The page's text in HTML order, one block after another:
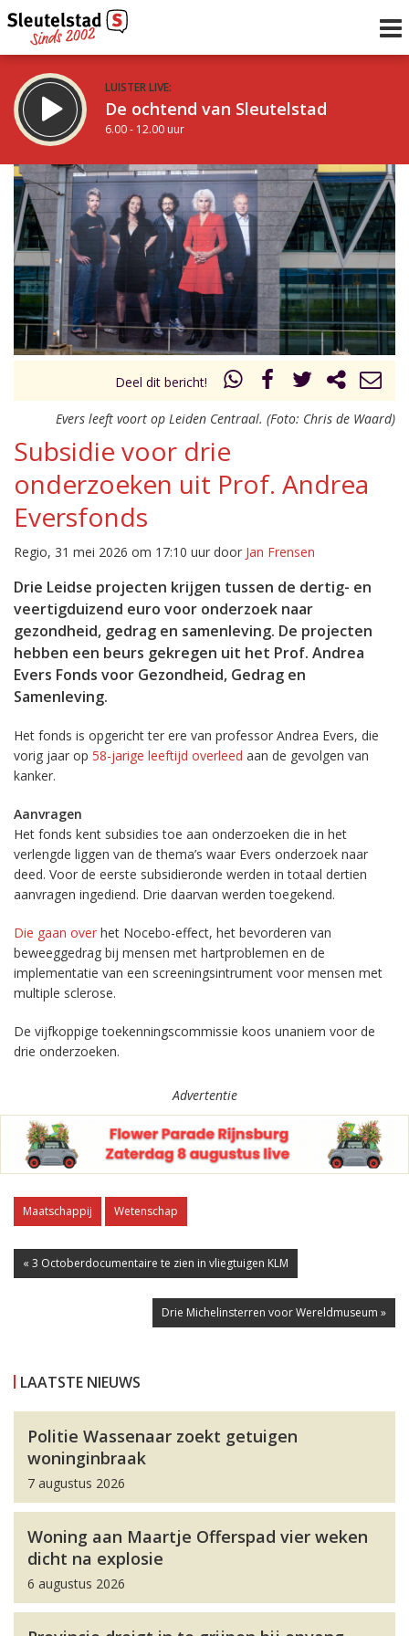
LUISTER LIVE:
De ochtend van Sleutelstad
6.00 - 12.00 uur
STRAKS:
De middag van Sleutelstad
12.00 - 18.00 uur
Vorig uur
uur 1 van 0 Volgend uur
Inklappen
Deel dit bericht!
Evers leeft voort op Leiden Centraal. (Foto: Chris de Waard)
Subsidie voor drie
onderzoeken uit Prof. Andrea
Eversfonds
Regio, 31 mei 2026 om 17:10 uur door Jan Frensen
Drie Leidse projecten krijgen tussen de dertig- en
veertigduizend euro voor onderzoek naar
gezondheid, gedrag en samenleving. De projecten
hebben een beurs gekregen uit het Prof. Andrea
Evers Fonds voor Gezondheid, Gedrag en
Samenleving.
Het fonds is opgericht ter ere van professor Andrea Evers, die
vorig jaar op 58-jarige leeftijd overleed aan de gevolgen van
kanker.
Aanvragen
Het fonds kent subsidies toe aan onderzoeken die in het
verlengde liggen van de thema’s waar Evers onderzoek naar
deed. Voor de eerste subsidieronde werden in totaal dertien
aanvragen ingediend. Drie daarvan werden toegekend.
Die gaan over het Nocebo-effect, het bevorderen van
beweeggedrag bij mensen met hartproblemen en de
implementatie van een screeningsintrument voor mensen met
multiple sclerose.
De vijfkoppige toekenningscommissie koos unaniem voor de
drie onderzoeken.
Advertentie
Maatschappij Wetenschap
« 3 Octoberdocumentaire te zien in vliegtuigen KLM
Drie Michelinsterren voor Wereldmuseum »
LAATSTE NIEUWS
Politie Wassenaar zoekt getuigen
woninginbraak
7 augustus 2026
Woning aan Maartje Offerspad vier weken
dicht na explosie
6 augustus 2026